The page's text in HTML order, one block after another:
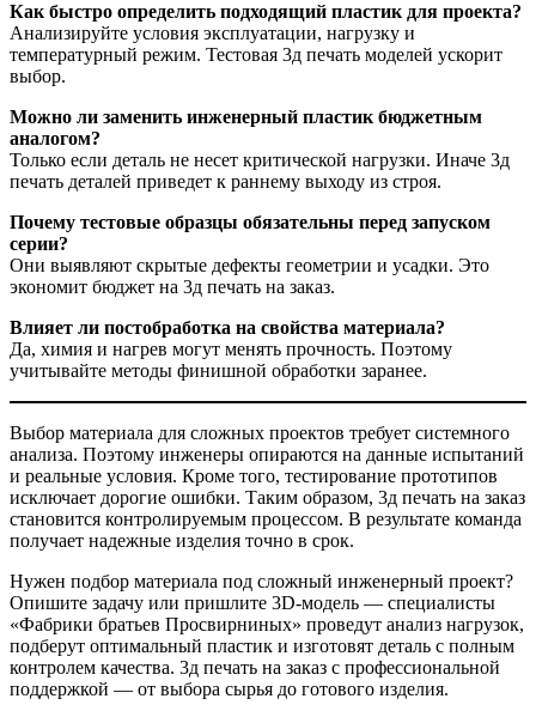
Как быстро определить подходящий пластик для проекта?
Анализируйте условия эксплуатации, нагрузку и
температурный режим. Тестовая 3д печать моделей ускорит
выбор.
Можно ли заменить инженерный пластик бюджетным
аналогом?
Только если деталь не несет критической нагрузки. Иначе 3д
печать деталей приведет к раннему выходу из строя.
Почему тестовые образцы обязательны перед запуском
серии?
Они выявляют скрытые дефекты геометрии и усадки. Это
экономит бюджет на 3д печать на заказ.
Влияет ли постобработка на свойства материала?
Да, химия и нагрев могут менять прочность. Поэтому
учитывайте методы финишной обработки заранее.
Выбор материала для сложных проектов требует системного
анализа. Поэтому инженеры опираются на данные испытаний
и реальные условия. Кроме того, тестирование прототипов
исключает дорогие ошибки. Таким образом, 3д печать на заказ
становится контролируемым процессом. В результате команда
получает надежные изделия точно в срок.
Нужен подбор материала под сложный инженерный проект?
Опишите задачу или пришлите 3D-модель — специалисты
«Фабрики братьев Просвирниных» проведут анализ нагрузок,
подберут оптимальный пластик и изготовят деталь с полным
контролем качества. 3д печать на заказ с профессиональной
поддержкой — от выбора сырья до готового изделия.